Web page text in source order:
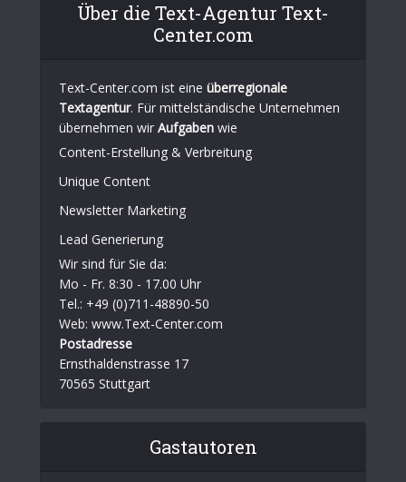
Über die Text-Agentur Text-
Center.com
Text-Center.com ist eine überregionale
Textagentur. Für mittelständische Unternehmen
übernehmen wir Aufgaben wie
Content-Erstellung & Verbreitung
Unique Content
Newsletter Marketing
Lead Generierung
Wir sind für Sie da:
Mo - Fr. 8:30 - 17.00 Uhr
Tel.: +49 (0)711-48890-50
Web: www.Text-Center.com
Postadresse
Ernsthaldenstrasse 17
70565 Stuttgart
Gastautoren